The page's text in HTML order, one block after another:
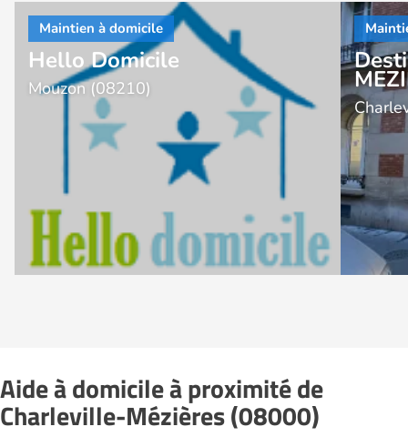
Hello Domicile
Mouzon (08210)
Aide à domicile à proximité de
Charleville-Mézières (08000)